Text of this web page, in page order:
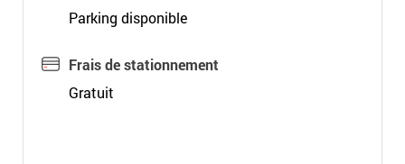
Parking disponible
Frais de stationnement
Gratuit